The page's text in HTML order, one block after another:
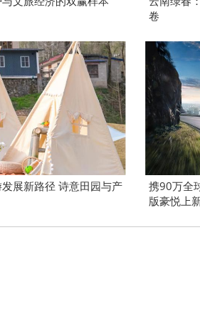
卷
展新路径 诗意田园与产
携90万全
版豪悦上